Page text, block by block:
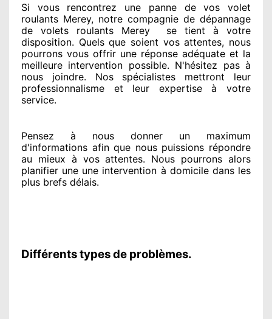
Si vous rencontrez une panne de vos volet
roulants Merey, notre compagnie de dépannage
de volets roulants Merey
se tient à votre
disposition. Quels que soient vos attentes, nous
pourrons vous offrir une réponse adéquate et la
meilleure intervention possible. N'hésitez pas à
nous joindre. Nos spécialistes mettront leur
professionnalisme et leur expertise à votre
service.
Pensez à nous donner un maximum
d'informations afin que nous puissions répondre
au mieux à vos attentes. Nous pourrons alors
planifier une une intervention à domiciledans les
plus brefs délais.
Différents types de problèmes.